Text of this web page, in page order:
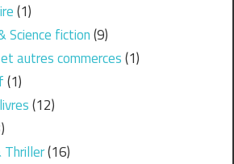
(1)
Science fiction(9)
autres commerces(1)
(1)
(12)
Thriller(16)